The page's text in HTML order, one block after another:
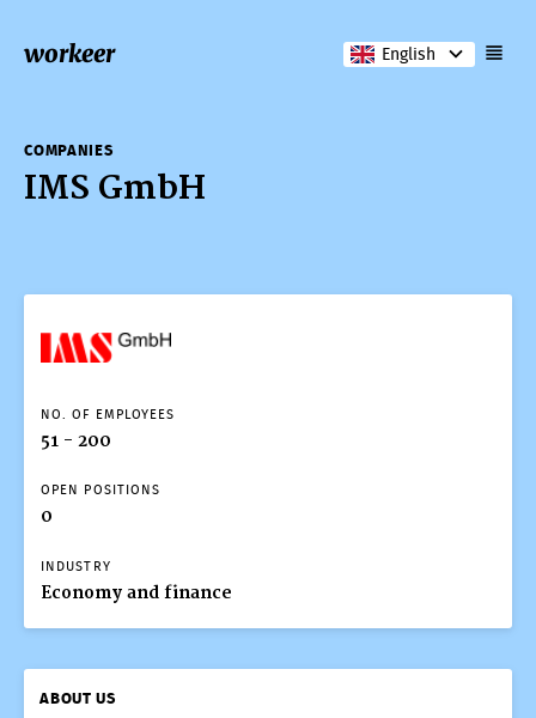
workeer English
COMPANIES
IMS GmbH
NO. OF EMPLOYEES
51 - 200
OPEN POSITIONS
0
INDUSTRY
Economy and finance
ABOUT US